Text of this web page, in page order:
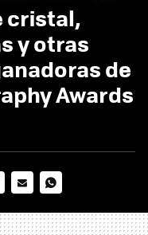
cristal,
y otras
de
Awards
MAIL